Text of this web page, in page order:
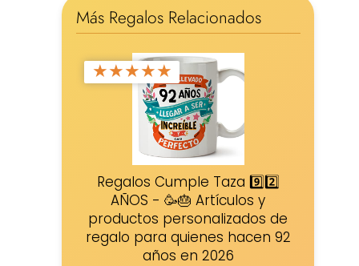
Más Regalos Relacionados
★★★★★
Regalos Cumple Taza 9️⃣2️⃣
AÑOS - 🥳🎂 Artículos y
productos personalizados de
regalo para quienes hacen 92
años en 2026